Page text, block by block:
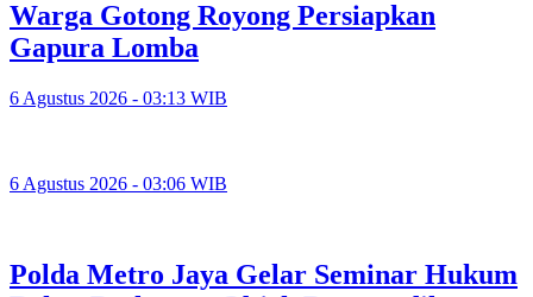
Warga Gotong Royong Persiapkan
Gapura Lomba
6 Agustus 2026 - 03:13 WIB
6 Agustus 2026 - 03:06 WIB
Polda Metro Jaya Gelar Seminar Hukum